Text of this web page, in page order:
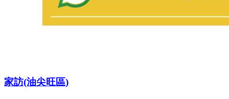
家訪(油尖旺區)